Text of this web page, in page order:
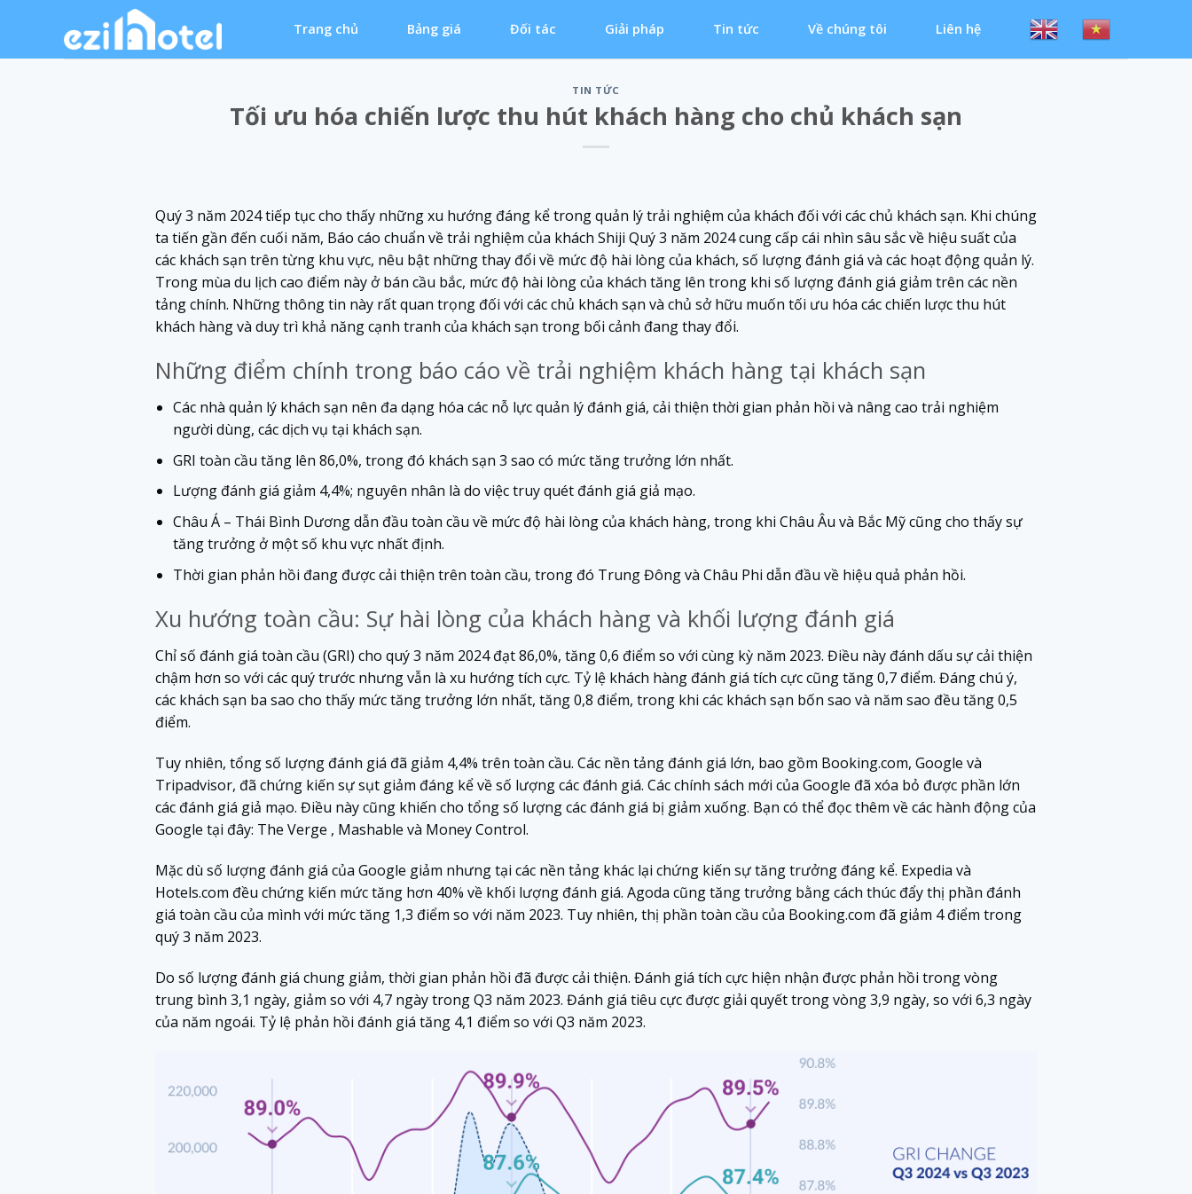
content
Trang chủ Bảng giá Đối tác Giải pháp Tin tức Về chúng tôi Liên hệ
TIN TỨC
Tối ưu hóa chiến lược thu hút khách hàng cho chủ khách sạn
Quý 3 năm 2024 tiếp tục cho thấy những xu hướng đáng kể trong quản lý trải nghiệm của khách đối với các chủ khách sạn. Khi chúng
ta tiến gần đến cuối năm, Báo cáo chuẩn về trải nghiệm của khách Shiji Quý 3 năm 2024 cung cấp cái nhìn sâu sắc về hiệu suất của
các khách sạn trên từng khu vực, nêu bật những thay đổi về mức độ hài lòng của khách, số lượng đánh giá và các hoạt động quản lý.
Trong mùa du lịch cao điểm này ở bán cầu bắc, mức độ hài lòng của khách tăng lên trong khi số lượng đánh giá giảm trên các nền
tảng chính. Những thông tin này rất quan trọng đối với các chủ khách sạn và chủ sở hữu muốn tối ưu hóa các chiến lược thu hút
khách hàng và duy trì khả năng cạnh tranh của khách sạn trong bối cảnh đang thay đổi.
Những điểm chính trong báo cáo về trải nghiệm khách hàng tại khách sạn
Các nhà quản lý khách sạn nên đa dạng hóa các nỗ lực quản lý đánh giá, cải thiện thời gian phản hồi và nâng cao trải nghiệm
người dùng, các dịch vụ tại khách sạn.
GRI toàn cầu tăng lên 86,0%, trong đó khách sạn 3 sao có mức tăng trưởng lớn nhất.
Lượng đánh giá giảm 4,4%; nguyên nhân là do việc truy quét đánh giá giả mạo.
Châu Á – Thái Bình Dương dẫn đầu toàn cầu về mức độ hài lòng của khách hàng, trong khi Châu Âu và Bắc Mỹ cũng cho thấy sự
tăng trưởng ở một số khu vực nhất định.
Thời gian phản hồi đang được cải thiện trên toàn cầu, trong đó Trung Đông và Châu Phi dẫn đầu về hiệu quả phản hồi.
Xu hướng toàn cầu: Sự hài lòng của khách hàng và khối lượng đánh giá
Chỉ số đánh giá toàn cầu (GRI) cho quý 3 năm 2024 đạt 86,0%, tăng 0,6 điểm so với cùng kỳ năm 2023. Điều này đánh dấu sự cải thiện
chậm hơn so với các quý trước nhưng vẫn là xu hướng tích cực. Tỷ lệ khách hàng đánh giá tích cực cũng tăng 0,7 điểm. Đáng chú ý,
các khách sạn ba sao cho thấy mức tăng trưởng lớn nhất, tăng 0,8 điểm, trong khi các khách sạn bốn sao và năm sao đều tăng 0,5
điểm.
Tuy nhiên, tổng số lượng đánh giá đã giảm 4,4% trên toàn cầu. Các nền tảng đánh giá lớn, bao gồm Booking.com, Google và
Tripadvisor, đã chứng kiến ​​sự sụt giảm đáng kể về số lượng các đánh giá. Các chính sách mới của Google đã xóa bỏ được phần lớn
các đánh giá giả mạo. Điều này cũng khiến cho tổng số lượng các đánh giá bị giảm xuống. Bạn có thể đọc thêm về các hành động của
Google tại đây: The Verge , Mashable và Money Control.
Mặc dù số lượng đánh giá của Google giảm nhưng tại các nền tảng khác lại chứng kiến ​​sự tăng trưởng đáng kể. Expedia và
Hotels.com đều chứng kiến ​​mức tăng hơn 40% về khối lượng đánh giá. Agoda cũng tăng trưởng bằng cách thúc đẩy thị phần đánh
giá toàn cầu của mình với mức tăng 1,3 điểm so với năm 2023. Tuy nhiên, thị phần toàn cầu của Booking.com đã giảm 4 điểm trong
quý 3 năm 2023.
Do số lượng đánh giá chung giảm, thời gian phản hồi đã được cải thiện. Đánh giá tích cực hiện nhận được phản hồi trong vòng
trung bình 3,1 ngày, giảm so với 4,7 ngày trong Q3 năm 2023. Đánh giá tiêu cực được giải quyết trong vòng 3,9 ngày, so với 6,3 ngày
của năm ngoái. Tỷ lệ phản hồi đánh giá tăng 4,1 điểm so với Q3 năm 2023.